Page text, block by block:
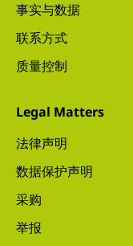
事实与数据
联系方式
质量控制
Legal Matters
法律声明
数据保护声明
采购
举报